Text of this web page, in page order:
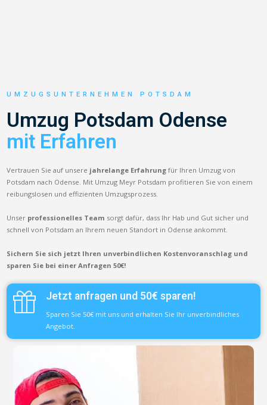
UMZUGSUNTERNEHMEN POTSDAM
Umzug Potsdam Odense
mit Erfahren
Vertrauen Sie auf unsere jahrelange Erfahrung für Ihren Umzug von
Potsdam nach Odense. Mit Umzug Meyr Potsdam profitieren Sie von einem
reibungslosen und effizienten Umzugsprozess.
Unser professionelles Team sorgt dafür, dass Ihr Hab und Gut sicher und
schnell von Potsdam an Ihrem neuen Standort in Odense ankommt.
Sichern Sie sich jetzt Ihren unverbindlichen Kostenvoranschlag und
sparen Sie bei einer Anfragen 50€!
Jetzt anfragen und 50€ sparen!
Sparen Sie 50€ mit uns und erhalten Sie Ihr unverbindliches
Angebot.